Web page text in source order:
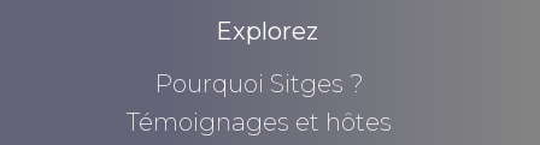
Explorez
Pourquoi Sitges ?
Témoignages et hôtes